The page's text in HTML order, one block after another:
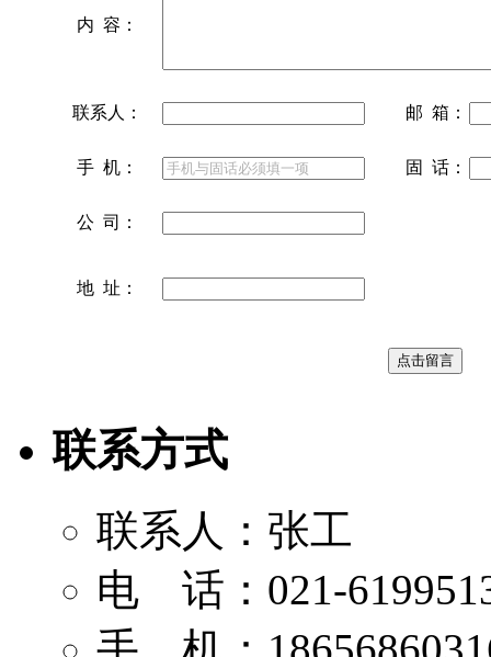
内 容：
联系人： 邮 箱：
手 机： 固 话：
公 司：
地 址：
联系方式
联系人：张工
电 话：021-